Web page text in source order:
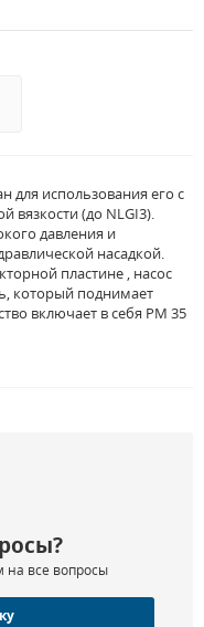
для использования его с
вязкости (до NLGI3).
давления и
насадкой.
пластине , насос
который поднимает
включает в себя PM 35
на все вопросы